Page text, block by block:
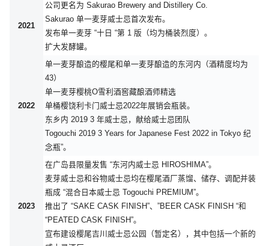
2021
公司更名为 Sakurao Brewery and Distillery Co.
Sakurao 单一麦芽威士忌首次发布。
发布单一麦芽 “十日 “第 1 版（均为桶装烈度）。
扩大发酵罐。
2022
单一麦芽酿造的樱尾和单一麦芽酿造的东河内（酒精度均为
43）
单一麦芽樱桃O雪利酒窖藏酿酒师精选
单桶樱饶利卡门威士忌2022年展销会瓶装。
东乡内 2019 3 年威士忌，献给威士忌团队
Togouchi 2019 3 Years for Japanese Fest 2022 in Tokyo 纪
念瓶”。
2023
在广岛县限量发售 “东河内威士忌 HIROSHIMA”。
麦芽威士忌和谷物威士忌均在樱尾酒厂蒸馏、储存、调配并装
瓶成 “混合日本威士忌 Togouchi PREMIUM”。
推出了 “SAKE CASK FINISH”、”BEER CASK FINISH “和
“PEATED CASK FINISH”。
宣布建设樱尾吉川威士忌公园（暂定名），其中包括一个新的